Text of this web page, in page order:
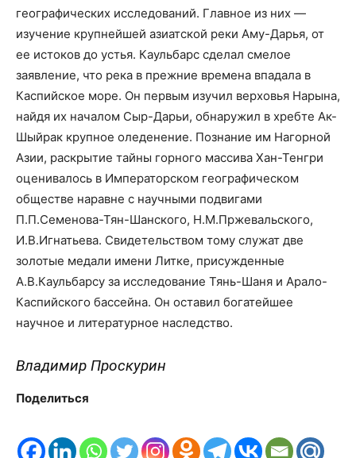
географических исследований. Главное из них —
изучение крупнейшей азиатской реки Аму-Дарья, от
ее истоков до устья. Каульбарс сделал смелое
заявление, что река в прежние времена впадала в
Каспийское море. Он первым изучил верховья Нарына,
найдя их началом Сыр-Дарьи, обнаружил в хребте Ак-
Шыйрак крупное оледенение. Познание им Нагорной
Азии, раскрытие тайны горного массива Хан-Тенгри
оценивалось в Императорском географическом
обществе наравне с научными подвигами
П.П.Семенова-Тян-Шанского, Н.М.Пржевальского,
И.В.Игнатьева. Свидетельством тому служат две
золотые медали имени Литке, присужденные
А.В.Каульбарсу за исследование Тянь-Шаня и Арало-
Каспийского бассейна. Он оставил богатейшее
научное и литературное наследство.
Владимир Проскурин
Поделиться